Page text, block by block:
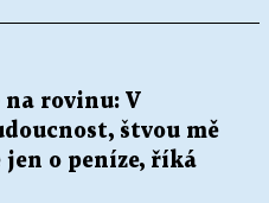
na rovinu: V
štvou mě
jen o peníze, říká